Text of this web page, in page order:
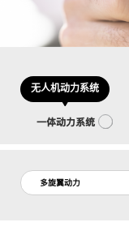
无人机动力系统
一体动力系统
多旋翼动力